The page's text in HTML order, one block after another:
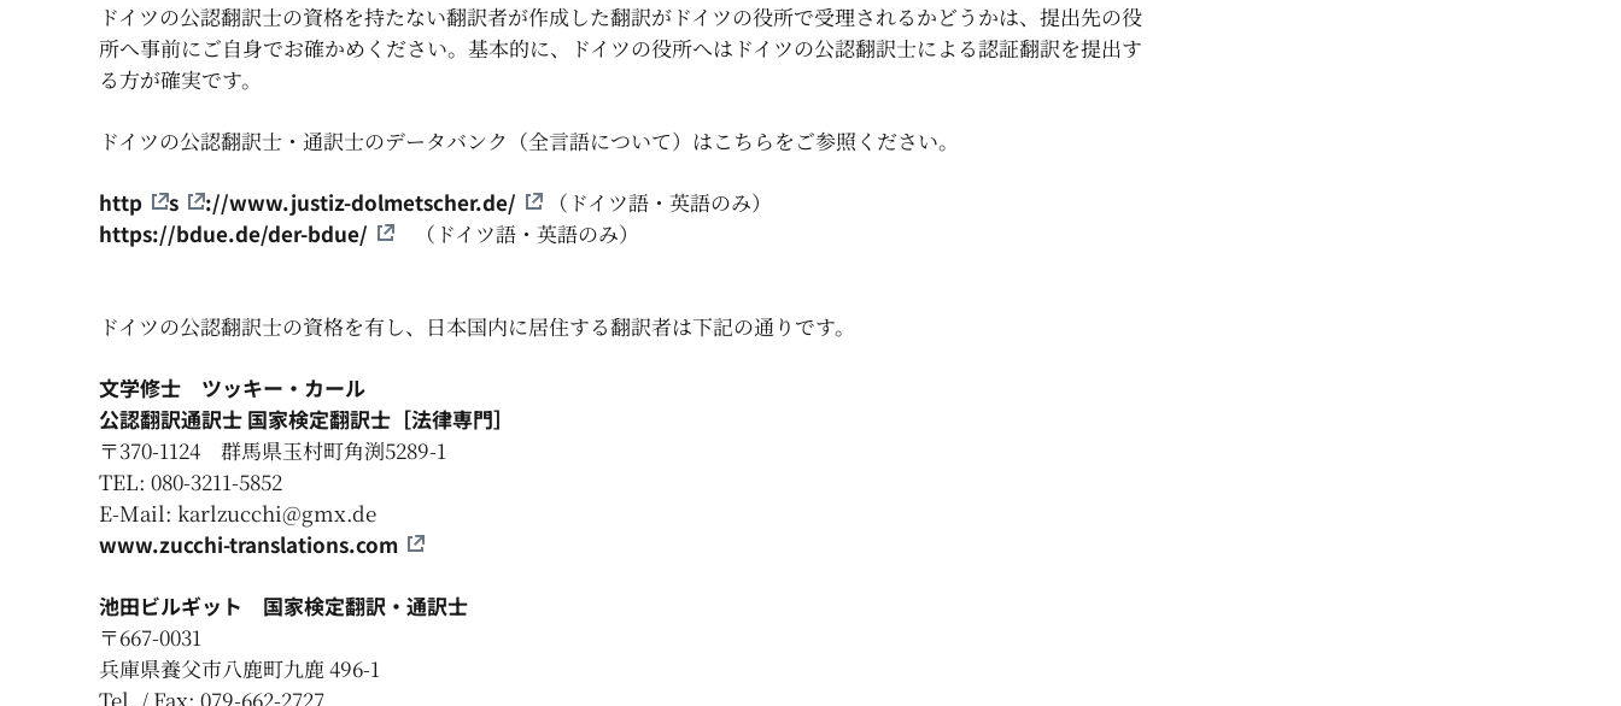
ドイツの公認翻訳士の資格を持たない翻訳者が作成した翻訳がドイツの役所で受理されるかどうかは、提出先の役
所へ事前にご自身でお確かめください。基本的に、ドイツの役所へはドイツの公認翻訳士による認証翻訳を提出す
る方が確実です。
ドイツの公認翻訳士・通訳士のデータバンク（全言語について）はこちらをご参照ください。
http s ://www.justiz-dolmetscher.de/
（ドイツ語・英語のみ）
https://bdue.de/der-bdue/
（ドイツ語・英語のみ）
ドイツの公認翻訳士の資格を有し、日本国内に居住する翻訳者は下記の通りです。
文学修士
ツッキー・カール
公認翻訳通訳士 国家検定翻訳士［法律専門］
〒370-1124
群馬県玉村町角渕5289-1
TEL: 080-3211-5852
E-Mail: karlzucchi@gmx.de
www.zucchi-translations.com
池田ビルギット
国家検定翻訳・通訳士
〒667-0031
兵庫県養父市八鹿町九鹿 496-1
Tel. / Fax: 079-662-2727